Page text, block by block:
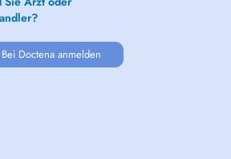
Bei Doctena anmelden